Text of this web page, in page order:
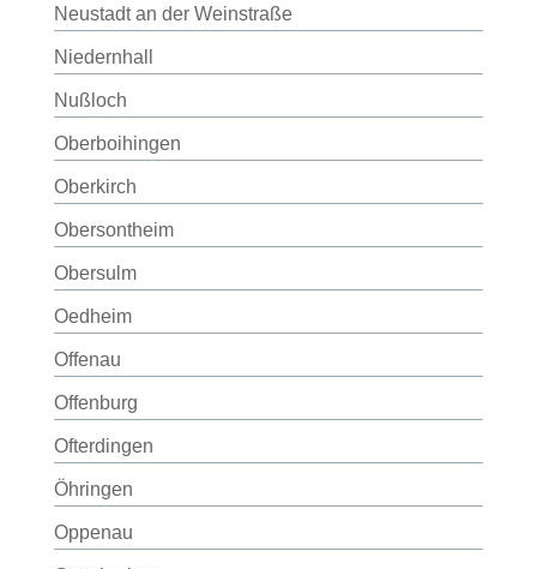
Neustadt an der Weinstraße
Niedernhall
Nußloch
Oberboihingen
Oberkirch
Obersontheim
Obersulm
Oedheim
Offenau
Offenburg
Ofterdingen
Öhringen
Oppenau